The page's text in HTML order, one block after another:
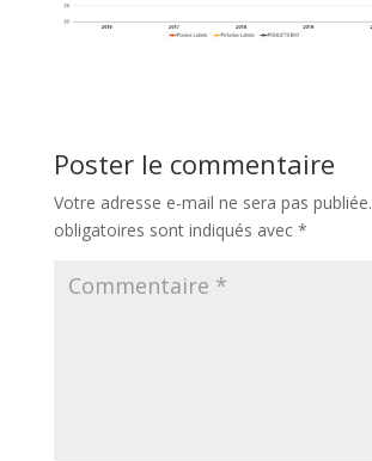
Poster le commentaire
Votre adresse e-mail ne sera pas publiée.
obligatoires sont indiqués avec *